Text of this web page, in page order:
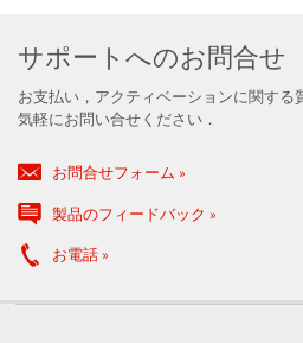
サポートへのお問合せ
お支払い，アクティベーションに関する
気軽にお問い合せください．
お問合せフォーム
製品のフィードバック
お電話